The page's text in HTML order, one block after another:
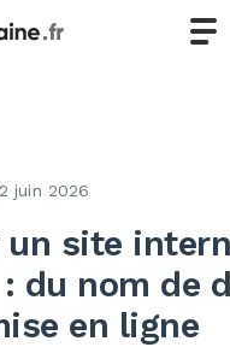
juin 2026
un site
du nom de
en ligne